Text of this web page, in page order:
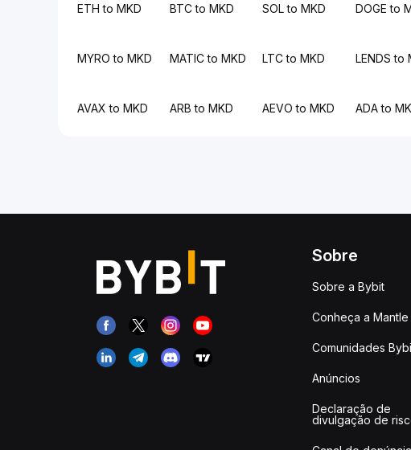
ETH to MKD BTC to MKD SOL to MKD DOGE to
MYRO to MKD MATIC to MKD LTC to MKD LENDS to
AVAX to MKD ARB to MKD AEVO to MKD ADA to
Sobre
Sobre a Bybit
Conheça a Mantle
Comunidades
Anúncios
Declaração de
divulgação de